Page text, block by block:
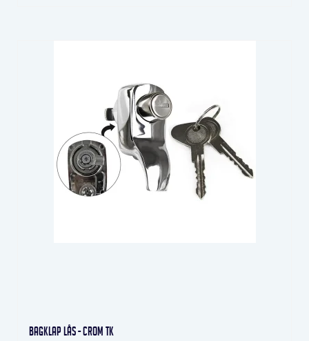
bagklap lås - crom tk